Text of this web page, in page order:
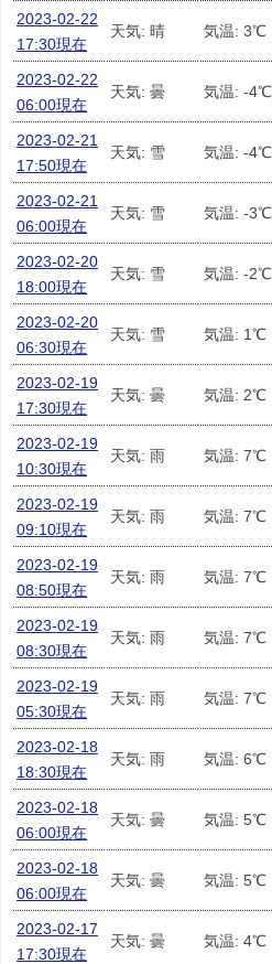
2023-02-22
17:30現在
天気: 晴 気温: 3℃
2023-02-22
06:00現在
天気: 曇 気温: -4℃
2023-02-21
17:50現在
天気: 雪 気温: -4℃
2023-02-21
06:00現在
天気: 雪 気温: -3℃
2023-02-20
18:00現在
天気: 雪 気温: -2℃
2023-02-20
06:30現在
天気: 雪 気温: 1℃
2023-02-19
17:30現在
天気: 曇 気温: 2℃
2023-02-19
10:30現在
天気: 雨 気温: 7℃
2023-02-19
09:10現在
天気: 雨 気温: 7℃
2023-02-19
08:50現在
天気: 雨 気温: 7℃
2023-02-19
08:30現在
天気: 雨 気温: 7℃
2023-02-19
05:30現在
天気: 雨 気温: 7℃
2023-02-18
18:30現在
天気: 雨 気温: 6℃
2023-02-18
06:00現在
天気: 曇 気温: 5℃
2023-02-18
06:00現在
天気: 曇 気温: 5℃
2023-02-17
17:30現在
天気: 曇 気温: 4℃